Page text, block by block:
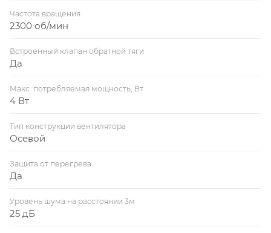
Частота вращения
2300 об/мин
Встроенный клапан обратной тяги
Да
Макс. потребляемая мощность, Вт
4 Вт
Тип конструкции вентилятора
Осевой
Защита от перегрева
Да
Уровень шума на расстоянии 3м
25 дБ